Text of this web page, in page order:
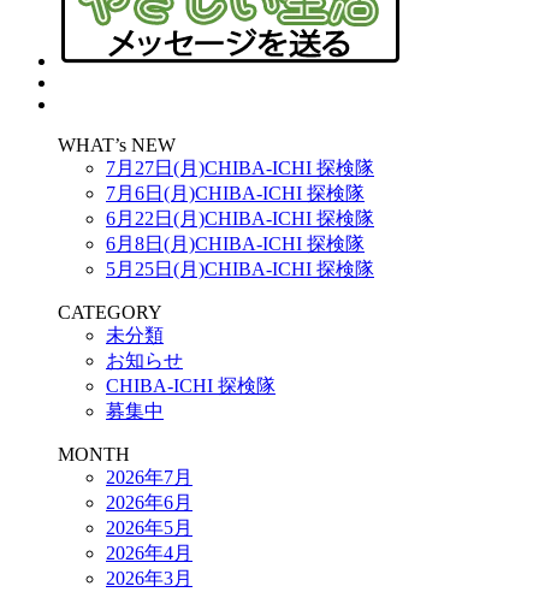
WHAT’s NEW
7月27日(月)CHIBA-ICHI 探検隊
7月6日(月)CHIBA-ICHI 探検隊
6月22日(月)CHIBA-ICHI 探検隊
6月8日(月)CHIBA-ICHI 探検隊
5月25日(月)CHIBA-ICHI 探検隊
CATEGORY
未分類
お知らせ
CHIBA-ICHI 探検隊
募集中
MONTH
2026年7月
2026年6月
2026年5月
2026年4月
2026年3月